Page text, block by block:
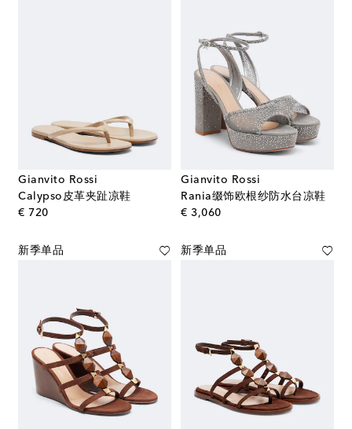
Gianvito Rossi
Calypso皮革夹趾凉鞋
€ 720original price
Gianvito Rossi
Rania缀饰欧根纱防水台凉鞋
€ 3,060original price
新季单品 新季单品